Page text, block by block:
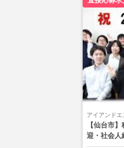
アイアンド
【仙台市
迎・社会人